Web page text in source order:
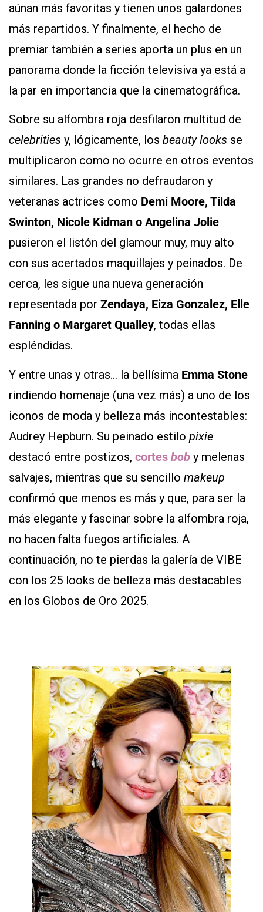
aúnan más favoritas y tienen unos galardones
más repartidos. Y finalmente, el hecho de
premiar también a series aporta un plus en un
panorama donde la ficción televisiva ya está a
la par en importancia que la cinematográfica.
Sobre su alfombra roja desfilaron multitud de
celebrities y, lógicamente, los beauty looks se
multiplicaron como no ocurre en otros eventos
similares. Las grandes no defraudaron y
veteranas actrices como Demi Moore, Tilda
Swinton, Nicole Kidman o Angelina Jolie
pusieron el listón del glamour muy, muy alto
con sus acertados maquillajes y peinados. De
cerca, les sigue una nueva generación
representada por Zendaya, Eiza Gonzalez, Elle
Fanning o Margaret Qualley, todas ellas
espléndidas.
Y entre unas y otras… la bellísima Emma Stone
rindiendo homenaje (una vez más) a uno de los
iconos de moda y belleza más incontestables:
Audrey Hepburn. Su peinado estilo pixie
destacó entre postizos, cortes bob y melenas
salvajes, mientras que su sencillo makeup
confirmó que menos es más y que, para ser la
más elegante y fascinar sobre la alfombra roja,
no hacen falta fuegos artificiales. A
continuación, no te pierdas la galería de VIBE
con los 25 looks de belleza más destacables
en los Globos de Oro 2025.